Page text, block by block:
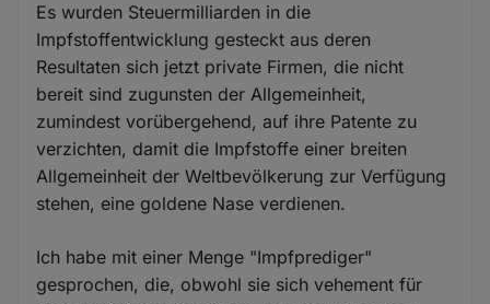
Es wurden Steuermilliarden in die
Impfstoffentwicklung gesteckt aus deren
Resultaten sich jetzt private Firmen, die nicht
bereit sind zugunsten der Allgemeinheit,
zumindest vorübergehend, auf ihre Patente zu
verzichten, damit die Impfstoffe einer breiten
Allgemeinheit der Weltbevölkerung zur Verfügung
stehen, eine goldene Nase verdienen.
Ich habe mit einer Menge "Impfprediger"
gesprochen, die, obwohl sie sich vehement für